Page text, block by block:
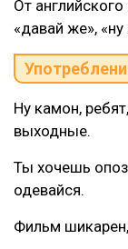
От
«давай же»,
Ну камон,
выходные.
Ты хочешь
одевайся.
Фильм